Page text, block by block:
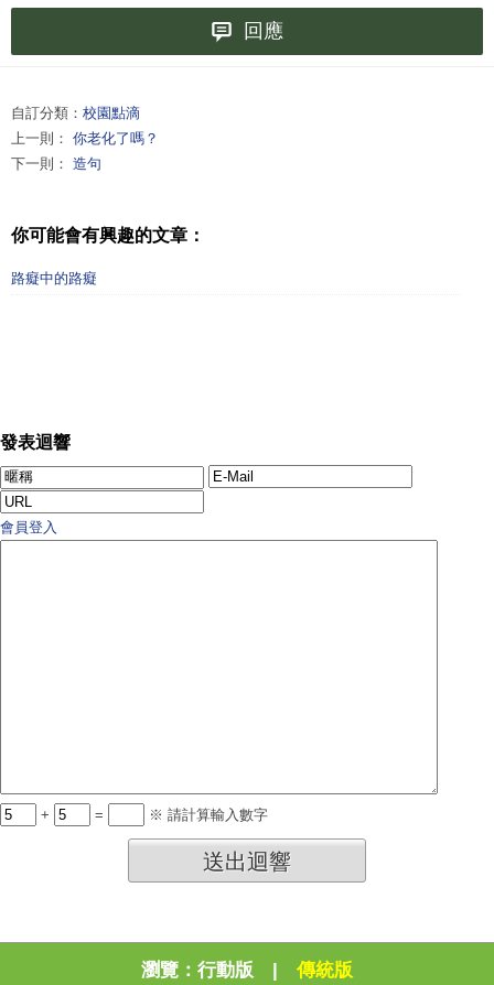
回應
自訂分類： 校園點滴
上一則： 你老化了嗎？
下一則： 造句
你可能會有興趣的文章：
路癡中的路癡
發表迴響
會員登入
+ = ※ 請計算輸入數字
送出迴響
瀏覽： 行動版 | 傳統版